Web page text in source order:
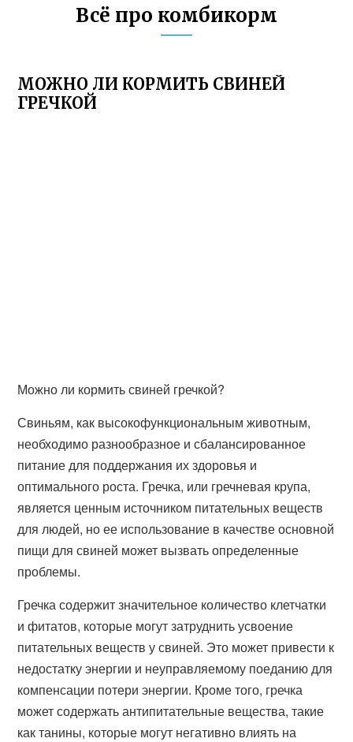
Всё про комбикорм
МОЖНО ЛИ КОРМИТЬ СВИНЕЙ
ГРЕЧКОЙ
Можно ли кормить свиней гречкой?
Свиньям, как высокофункциональным животным,
необходимо разнообразное и сбалансированное
питание для поддержания их здоровья и
оптимального роста. Гречка, или гречневая крупа,
является ценным источником питательных веществ
для людей, но ее использование в качестве основной
пищи для свиней может вызвать определенные
проблемы.
Гречка содержит значительное количество клетчатки
и фитатов, которые могут затруднить усвоение
питательных веществ у свиней. Это может привести к
недостатку энергии и неуправляемому поеданию для
компенсации потери энергии. Кроме того, гречка
может содержать антипитательные вещества, такие
как танины, которые могут негативно влиять на